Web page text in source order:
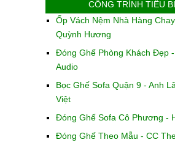
CÔNG TRÌNH TIÊU
Ốp Vách Nệm Nhà Hàng
Quỳnh Hương
Đóng Ghế Phòng Khách Đẹp
Audio
Bọc Ghế Sofa Quận 9 - Anh
Việt
Đóng Ghế Sofa Cô Phương -
Đóng Ghế Theo Mẫu - CC